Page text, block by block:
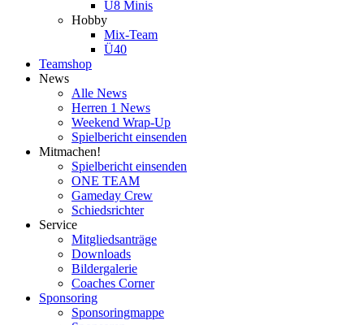
U8 Minis
Hobby
Mix-Team
Ü40
Teamshop
News
Alle News
Herren 1 News
Weekend Wrap-Up
Spielbericht einsenden
Mitmachen!
Spielbericht einsenden
ONE TEAM
Gameday Crew
Schiedsrichter
Service
Mitgliedsanträge
Downloads
Bildergalerie
Coaches Corner
Sponsoring
Sponsoringmappe